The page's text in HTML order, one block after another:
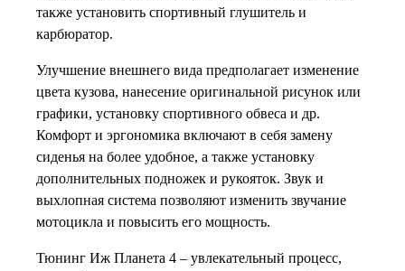
также установить спортивный глушитель и
карбюратор.
Улучшение внешнего вида предполагает изменение
цвета кузова, нанесение оригинальной рисунок или
графики, установку спортивного обвеса и др.
Комфорт и эргономика включают в себя замену
сиденья на более удобное, а также установку
дополнительных подножек и рукояток. Звук и
выхлопная система позволяют изменить звучание
мотоцикла и повысить его мощность.
Тюнинг Иж Планета 4 – увлекательный процесс,